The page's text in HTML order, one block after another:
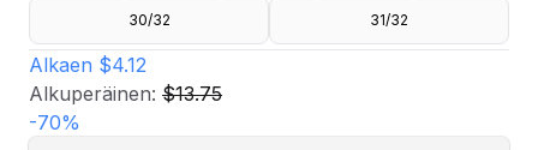
Mallin pituus on 175 cm ja hänellä on päällä koko 27/32.
30/32 31/32
Alkaen $4.12
Alkuperäinen: $13.75
-70%